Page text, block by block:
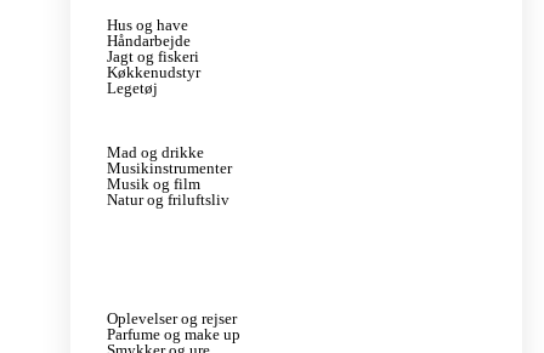
Hus og have
Håndarbejde
Jagt og fiskeri
Køkkenudstyr
Legetøj
Mad og drikke
Musikinstrumenter
Musik og film
Natur og friluftsliv
Oplevelser og rejser
Parfume og make up